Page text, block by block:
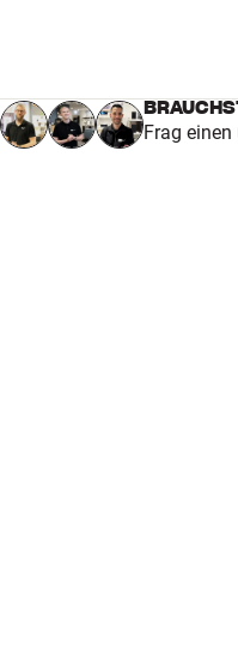
Frag